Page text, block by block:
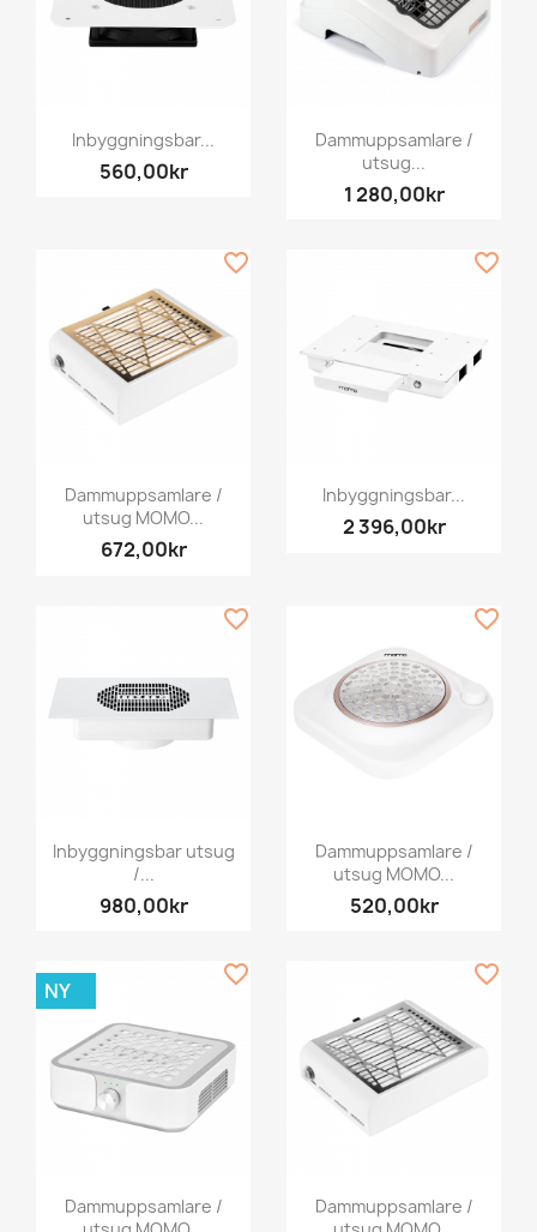
Inbyggningsbar...
560,00kr
Dammuppsamlare /
utsug...
1 280,00kr
Dammuppsamlare /
utsug MOMO...
672,00kr
favorite_border
Inbyggningsbar...
2 396,00kr
favorite_border
Inbyggningsbar utsug
/...
980,00kr
favorite_border
Dammuppsamlare /
utsug MOMO...
520,00kr
favorite_border
Dammuppsamlare /
NY
favorite_border
Dammuppsamlare /
favorite_border